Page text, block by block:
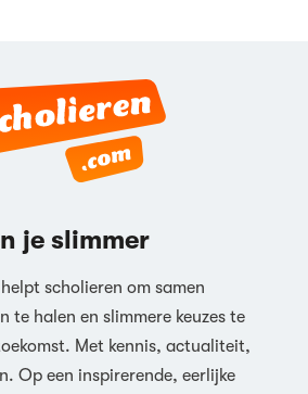
je slimmer
scholieren om samen
te halen en slimmere keuzes te
Met kennis, actualiteit,
Op een inspirerende, eerlijke